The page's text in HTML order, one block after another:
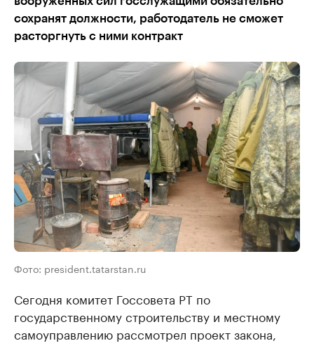
сохранят должности, работодатель не сможет
расторгнуть с ними контракт
Фото: president.tatarstan.ru
Сегодня комитет Госсовета РТ по
государственному строительству и местному
самоуправлению рассмотрел проект закона,